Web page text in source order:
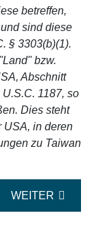
betreffen,
sind diese
§ 3303(b)(1).
bzw.
Abschnitt
1187, so
Dies steht
USA, in deren
zu Taiwan
I-94-W,
NÄCHSTER
WEITER